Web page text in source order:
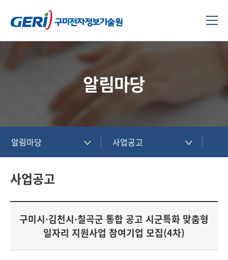
알림마당
알림마당 사업공고
사업공고
구미시·김천시·칠곡군 통합 공고 시군특화 맞춤형
일자리 지원사업 참여기업 모집(4차)